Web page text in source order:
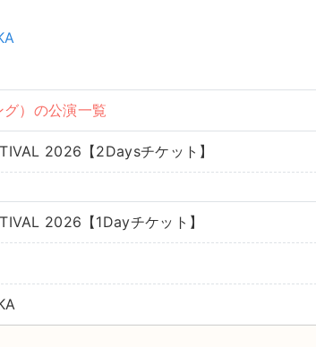
）の公演一覧
2026【2Daysチケット】
2026【1Dayチケット】